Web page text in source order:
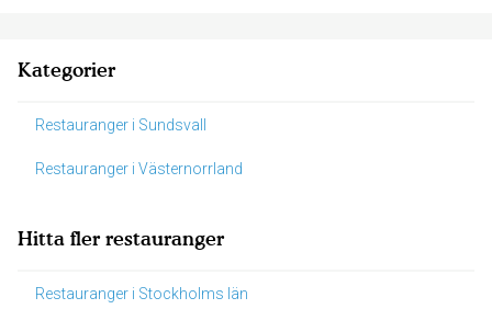
Kategorier
Restauranger i Sundsvall
Restauranger i Västernorrland
Hitta fler restauranger
Restauranger i Stockholms län